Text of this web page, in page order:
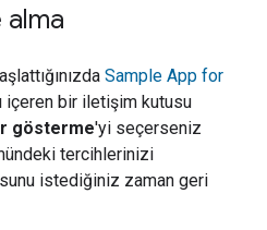
alma
Sample App for
içeren bir iletişim kutusu
gösterme'yi seçerseniz
tercihlerinizi
istediğiniz zaman geri